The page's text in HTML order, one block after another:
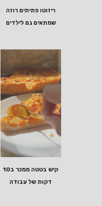
ריזוטו פתיתים רוזה
שמתאים גם לילדים
קיש בטטה ממכר ב10
דקות של עבודה